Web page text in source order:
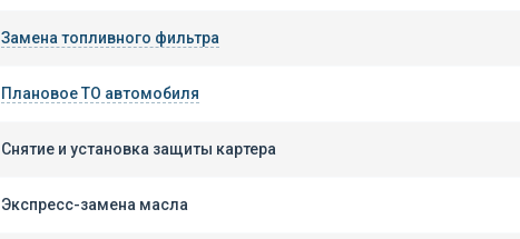
Замена топливного фильтра
Плановое ТО автомобиля
Снятие и установка защиты картера
Экспресс-замена масла